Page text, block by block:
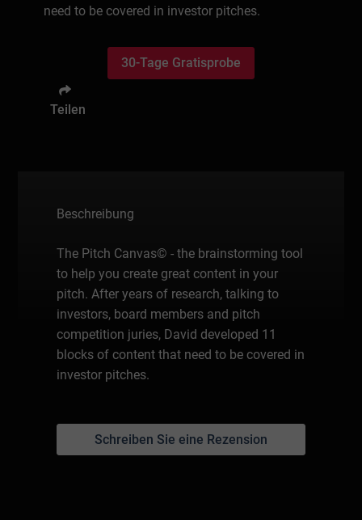
need to be covered in investor pitches.
30-Tage Gratisprobe
Teilen
Beschreibung
The Pitch Canvas© - the brainstorming tool
to help you create great content in your
pitch. After years of research, talking to
investors, board members and pitch
competition juries, David developed 11
blocks of content that need to be covered in
investor pitches.
Schreiben Sie eine Rezension